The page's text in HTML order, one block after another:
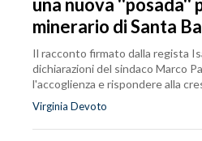
una nuova ''posada''
minerario di Santa
Il racconto firmato dalla regista
dichiarazioni del sindaco Marco
l'accoglienza e rispondere alla
Virginia Devoto